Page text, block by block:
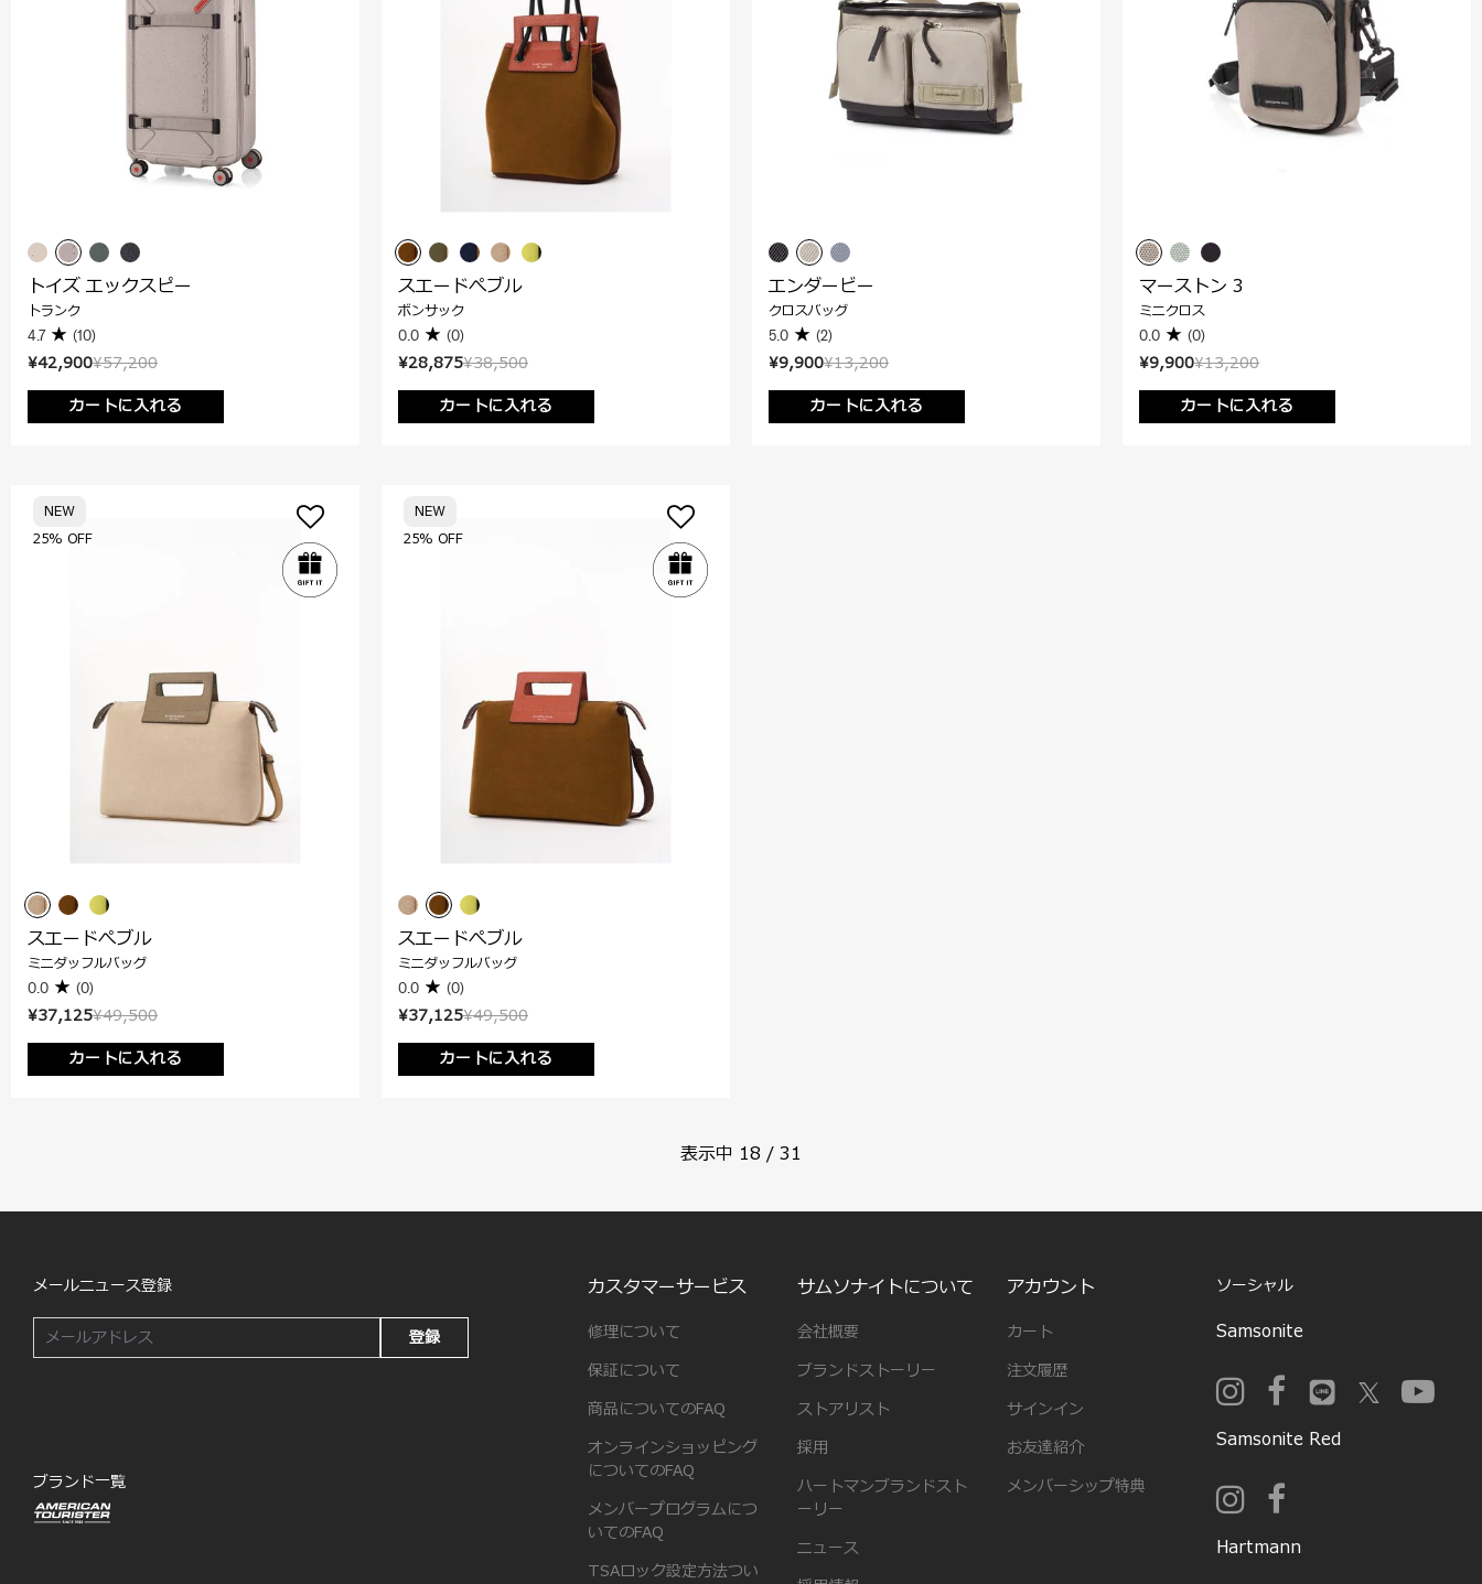
¥57,200
¥42,900
カートに入れる
トイズ エックスピー
トランク
4.7 (10)
¥38,500
¥28,875
カートに入れる
スエードぺブル
ボンサック
0.0 (0)
¥13,200
¥9,900
カートに入れる
エンダービー
クロスバッグ
5.0 (2)
¥13,200
¥9,900
カートに入れる
マーストン 3
ミニクロス
0.0 (0)
¥49,500
¥37,125
カートに入れる
25% OFF
NEW
スエードぺブル
ミニダッフルバッグ
0.0 (0)
¥49,500
¥37,125
カートに入れる
25% OFF
NEW
スエードぺブル
ミニダッフルバッグ
0.0 (0)
表示中 18 / 31
メールニュース登録
登録
ブランド一覧
カスタマーサービス
修理について
保証について
商品についてのFAQ
オンラインショッピング
についてのFAQ
メンバープログラムにつ
いてのFAQ
TSAロック設定方法つい
サムソナイトについて
会社概要
ブランドストーリー
ストアリスト
採用
ハートマンブランドスト
ーリー
ニュース
アカウント
カート
注文履歴
サインイン
お友達紹介
メンバーシップ特典
ソーシャル
Samsonite
Samsonite Red
Hartmann